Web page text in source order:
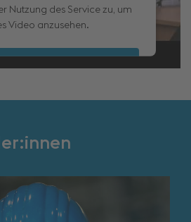
Nutzung des Service zu, um
Video anzusehen.
Informationen